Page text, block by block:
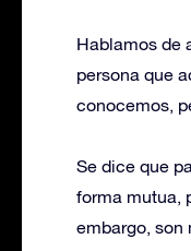
Hablamos de
persona que
conocemos,
Se dice que
forma mutua,
embargo, son